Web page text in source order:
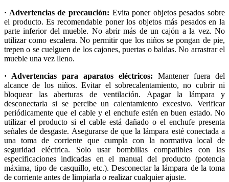
· Advertencias de precaución: Evita poner objetos pesados sobre
el producto. Es recomendable poner los objetos más pesados en la
parte inferior del mueble. No abrir más de un cajón a la vez. No
utilizar como escalera. No permitir que los niños se pongan de pie,
trepen o se cuelguen de los cajones, puertas o baldas. No arrastrar el
mueble una vez lleno.
· Advertencias para aparatos eléctricos: Mantener fuera del
alcance de los niños. Evitar el sobrecalentamiento, no cubrir ni
bloquear las aberturas de ventilación. Apagar la lámpara y
desconectarla si se percibe un calentamiento excesivo. Verificar
periódicamente que el cable y el enchufe estén en buen estado. No
utilizar el producto si el cable está dañado o el enchufe presenta
señales de desgaste. Asegurarse de que la lámpara esté conectada a
una toma de corriente que cumpla con la normativa local de
seguridad eléctrica. Solo usar bombillas compatibles con las
especificaciones indicadas en el manual del producto (potencia
máxima, tipo de casquillo, etc.). Desconectar la lámpara de la toma
de corriente antes de limpiarla o realizar cualquier ajuste.